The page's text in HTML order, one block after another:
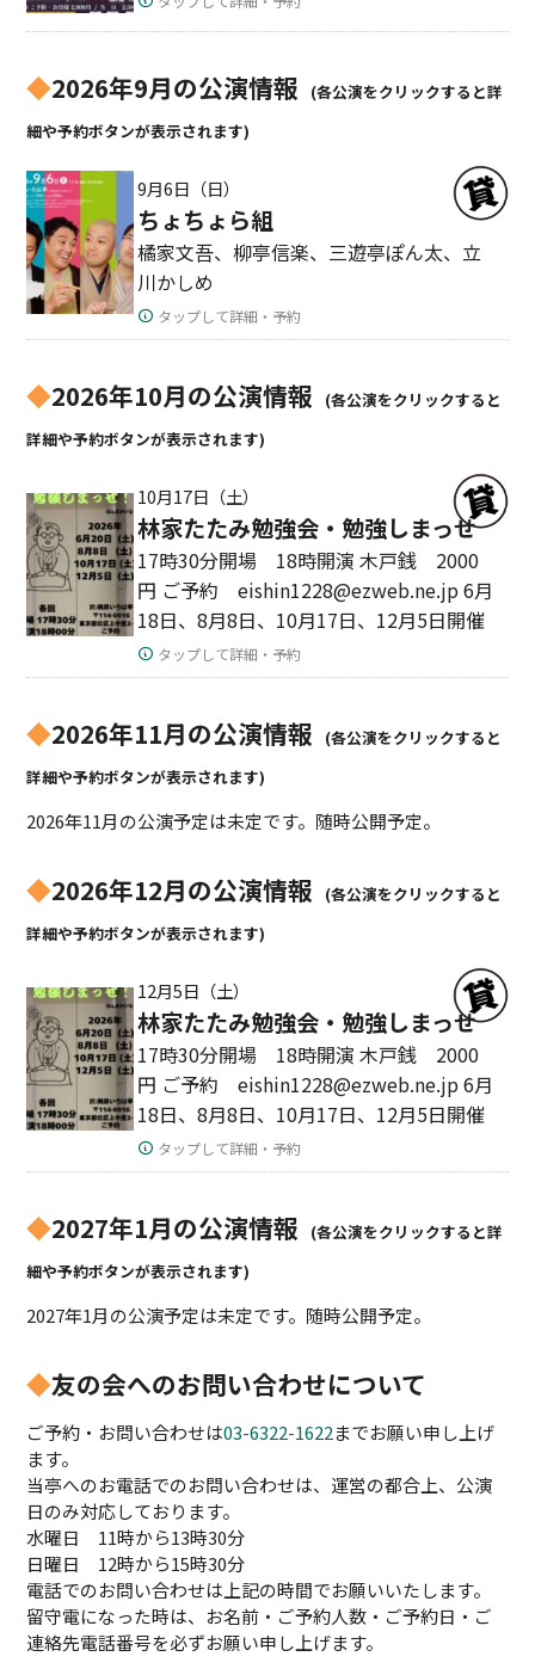
◆2026年9月の公演情報
(各公演をクリックすると詳
細や予約ボタンが表示されます)
9月6日（日）
ちょちょら組
橘家文吾、柳亭信楽、三遊亭ぽん太、立
川かしめ
タップして詳細・予約
◆2026年10月の公演情報
(各公演をクリックすると
詳細や予約ボタンが表示されます)
10月17日（土）
林家たたみ勉強会・勉強しまっせ
17時30分開場 18時開演 木戸銭 2000
円 ご予約 eishin1228@ezweb.ne.jp 6月
18日、8月8日、10月17日、12月5日開催
タップして詳細・予約
◆2026年11月の公演情報
(各公演をクリックすると
詳細や予約ボタンが表示されます)
2026年11月の公演予定は未定です。随時公開予定。
◆2026年12月の公演情報
(各公演をクリックすると
詳細や予約ボタンが表示されます)
12月5日（土）
林家たたみ勉強会・勉強しまっせ
17時30分開場 18時開演 木戸銭 2000
円 ご予約 eishin1228@ezweb.ne.jp 6月
18日、8月8日、10月17日、12月5日開催
タップして詳細・予約
◆2027年1月の公演情報
(各公演をクリックすると詳
細や予約ボタンが表示されます)
2027年1月の公演予定は未定です。随時公開予定。
◆友の会へのお問い合わせについて
ご予約・お問い合わせは03-6322-1622までお願い申し上げ
ます。
当亭へのお電話でのお問い合わせは、運営の都合上、公演
日のみ対応しております。
水曜日 11時から13時30分
日曜日 12時から15時30分
電話でのお問い合わせは上記の時間でお願いいたします。
留守電になった時は、お名前・ご予約人数・ご予約日・ご
連絡先電話番号を必ずお願い申し上げます。